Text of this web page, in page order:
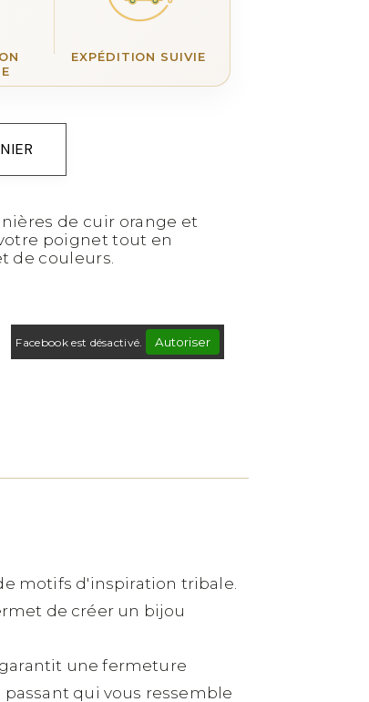
EXPÉDITION SUIVIE
de cuir orange et
poignet tout en
de couleurs.
Facebook est désactivé. Autoriser
motifs d'inspiration tribale.
de créer un bijou
une fermeture
qui vous ressemble